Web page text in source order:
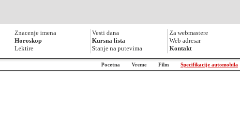
Znacenje imena
Horoskop
Lektire
Vesti dana
Kursna lista
Stanje na putevima
Za webmastere
Web adresar
Kontakt
Pocetna Vreme Film Specifikacije automobila